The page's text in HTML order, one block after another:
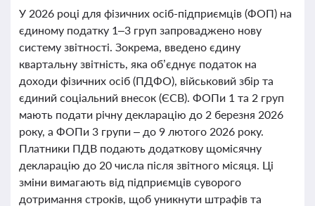
У 2026 році для фізичних осіб-підприємців (ФОП) на
єдиному податку 1–3 груп запроваджено нову
систему звітності. Зокрема, введено єдину
квартальну звітність, яка об’єднує податок на
доходи фізичних осіб (ПДФО), військовий збір та
єдиний соціальний внесок (ЄСВ). ФОПи 1 та 2 груп
мають подати річну декларацію до 2 березня 2026
року, а ФОПи 3 групи – до 9 лютого 2026 року.
Платники ПДВ подають додаткову щомісячну
декларацію до 20 числа після звітного місяця. Ці
зміни вимагають від підприємців суворого
дотримання строків, щоб уникнути штрафів та